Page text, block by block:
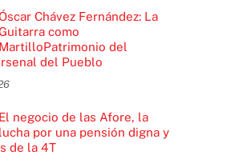
Chávez Fernández: La
como
MartilloPatrimonio del
del Pueblo
El negocio de las Afore, la
lucha por una pensión digna y
de la 4T